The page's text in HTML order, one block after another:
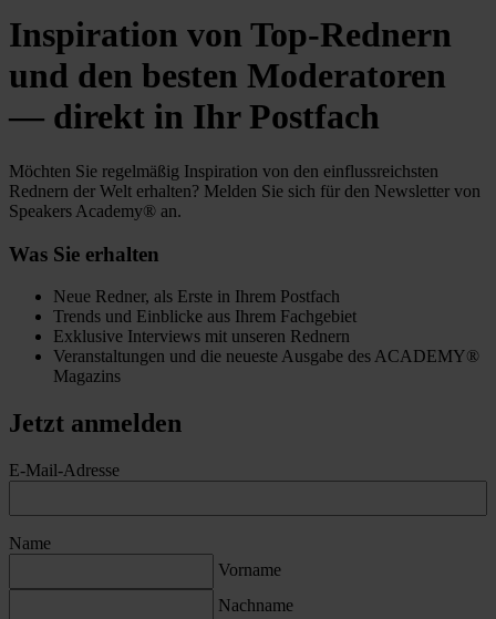
Inspiration von Top-Rednern
und den besten Moderatoren
— direkt in Ihr Postfach
Möchten Sie regelmäßig Inspiration von den einflussreichsten
Rednern der Welt erhalten? Melden Sie sich für den Newsletter von
Speakers Academy® an.
Was Sie erhalten
Neue Redner, als Erste in Ihrem Postfach
Trends und Einblicke aus Ihrem Fachgebiet
Exklusive Interviews mit unseren Rednern
Veranstaltungen und die neueste Ausgabe des ACADEMY®
Magazins
Jetzt anmelden
E-Mail-Adresse
Name
Vorname
Nachname